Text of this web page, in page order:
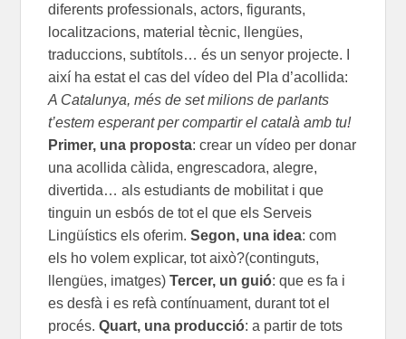
diferents professionals, actors, figurants,
localitzacions, material tècnic, llengües,
traduccions, subtítols… és un senyor projecte. I
així ha estat el cas del vídeo del Pla d’acollida:
A Catalunya, més de set milions de parlants
t’estem esperant per compartir el català amb tu!
Primer, una proposta: crear un vídeo per donar
una acollida càlida, engrescadora, alegre,
divertida… als estudiants de mobilitat i que
tinguin un esbós de tot el que els Serveis
Lingüístics els oferim.Segon, una idea: com
els ho volem explicar, tot això?(continguts,
llengües, imatges)Tercer, un guió: que es fa i
es desfà i es refà contínuament, durant tot el
procés.Quart, una producció: a partir de tots